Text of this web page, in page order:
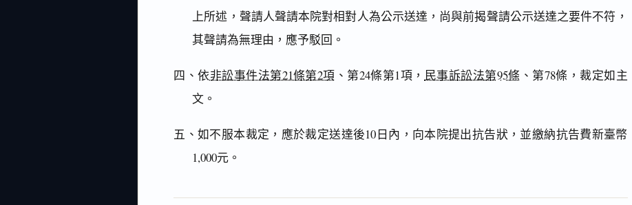
上所述，聲請人聲請本院對相對人為公示送達，尚與前揭聲請公示送達之要件不符，
其聲請為無理由，應予駁回。
四、依非訟事件法第21條第2項 、第24條第1項， 民事訴訟法第95條 、第78條，裁定如主
文。
五、如不服本裁定，應於裁定送達後10日內，向本院提出抗告狀，並繳納抗告費新臺幣
1,000元。